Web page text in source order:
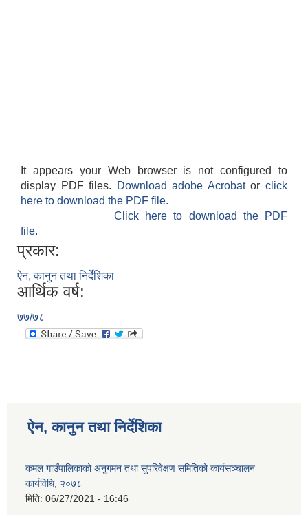
It appears your Web browser is not configured to
display PDF files.
Download adobe Acrobatorclick
here to download the PDF file.
Click here to download the PDF
file.
प्रकार:
ऐन, कानुन तथा निर्देशिका
आर्थिक वर्ष:
७७/७८
ऐन, कानुन तथा निर्देशिका
कमल गाउँपालिकाको अनुगमन तथा सुपरिवेक्षण समितिको कार्यसञ्चालन
कार्यविधि, २०७८
मिति: 06/27/2021 - 16:46